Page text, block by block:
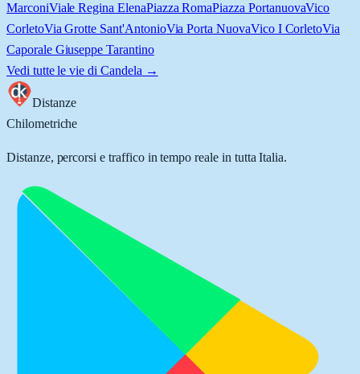
MarconiViale Regina ElenaPiazza RomaPiazza PortanuovaVico
CorletoVia Grotte Sant'AntonioVia Porta NuovaVico I CorletoVia
Caporale Giuseppe Tarantino
Vedi tutte le vie di Candela →
Distanze
Chilometriche
Distanze, percorsi e traffico in tempo reale in tutta Italia.